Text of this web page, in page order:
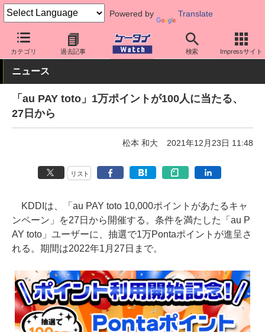
Powered by Translate
カテゴリ 過去記事 検索 Impressサイト
ケータイ Watch キャリア au アプリ・サービス
ニュース
「au PAY toto」1万ポイントが100人に当たる、
27日から
松本 和大 2021年12月23日 11:48
リスト
KDDIは、「au PAY toto 10,000ポイントがあたるキャ
ンペーン」を27日から開催する。条件を満たした「au P
AY toto」ユーザーに、抽選で1万Pontaポイントが進呈さ
れる。期間は2022年1月27日まで。